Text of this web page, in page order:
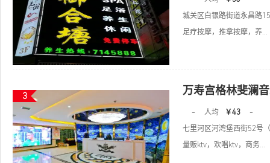
城关区白银路街道永昌路
足疗按摩，推拿按摩，养...
3 万寿宫格林斐澜
- 人均 ￥43
-
七里河区河湾堡西街52号
量贩ktv，欢唱ktv，商务...